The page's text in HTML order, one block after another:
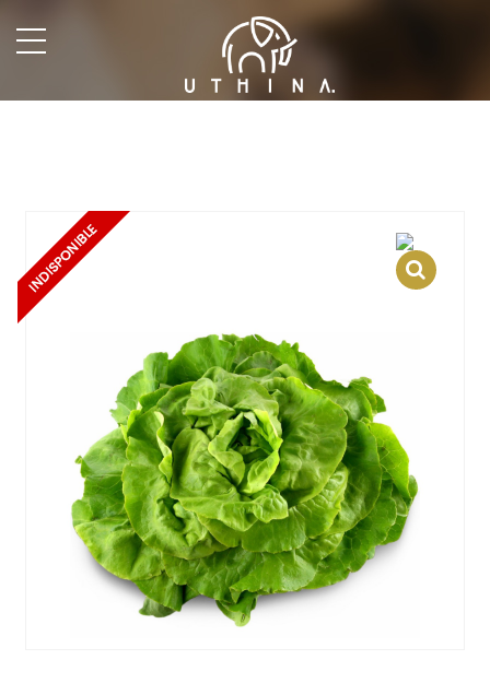
undefined